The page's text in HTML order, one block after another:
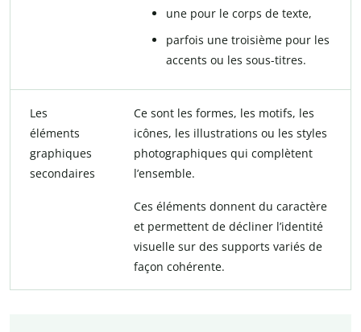
une pour le corps de texte,
parfois une troisième pour les
accents ou les sous-titres.
Les
éléments
graphiques
secondaires
Ce sont les formes, les motifs, les
icônes, les illustrations ou les styles
photographiques qui complètent
l’ensemble.
Ces éléments donnent du caractère
et permettent de décliner l’identité
visuelle sur des supports variés de
façon cohérente.